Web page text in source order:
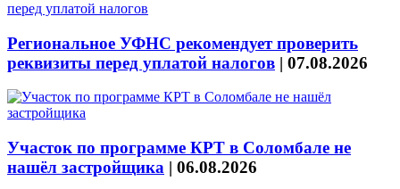
Региональное УФНС рекомендует проверить
реквизиты перед уплатой налогов | 07.08.2026
Участок по программе КРТ в Соломбале не
нашёл застройщика | 06.08.2026